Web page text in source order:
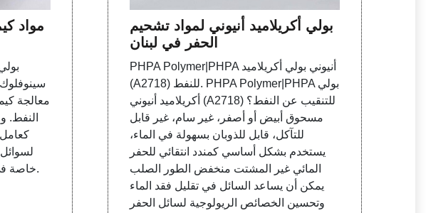
مواد
سينوفلوك
معالجة
النفط.
خاصة في الأسمنت، والإكمال، وصيانة الآبار.
بولي أكريلاميد أنيوني لمواد تشحيم
الحفر في لبنان
PHPA Polymer|PHPA أنيوني بولي أكريلاميد
(A2718) للنفط. PHPA Polymer|PHPA بولي
أكريلاميد أنيوني (A2718) للتنقيب عن النفط؟
مسحوق أبيض أو أصفر، غير سام، غير قابل
للتآكل، قابل للذوبان بسهولة في الماء،
يستخدم بشكل أساسي كمندد انتقائي للحفر
المائي غير المشتت منخفض الطور الصلب
يمكن أن يساعد السائل في تقليل فقد الماء
وتحسين الخصائص الريولوجية لسائل الحفر